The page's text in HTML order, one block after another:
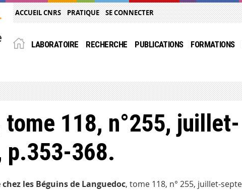
ACCUEIL CNRS PRATIQUE SE CONNECTER
LABORATOIRE RECHERCHE PUBLICATIONS FORMATIONS
118, n°255, juillet-
p.353-368.
les Béguins de Languedoc, tome 118, n° 255, juillet-